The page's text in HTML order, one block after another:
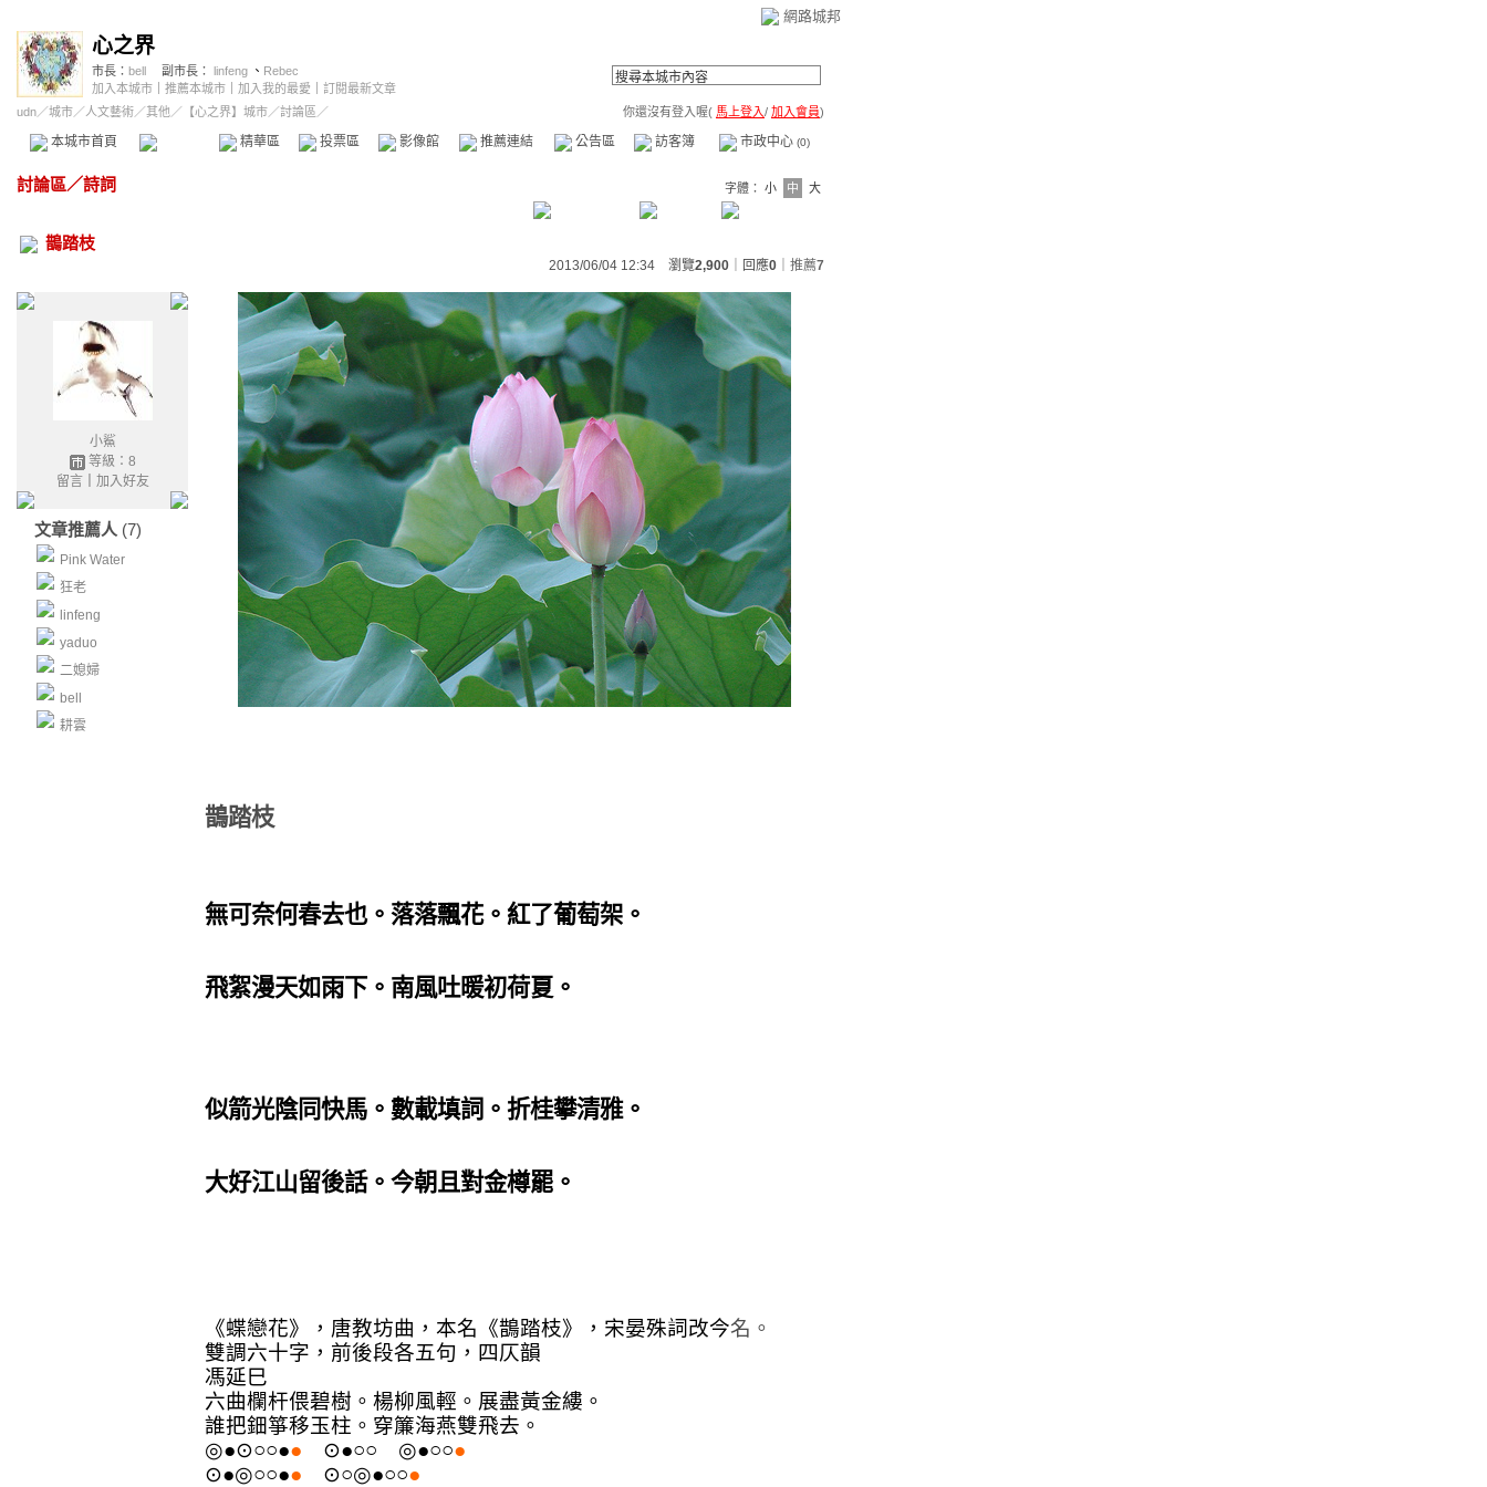
網路城邦
心之界
市長： bell 副市長： linfeng 、 Rebec
加入本城市
推薦本城市 加入我的最愛
訂閱最新文章
udn／城市／人文藝術／其他 ／ 【心之界】城市／討論區／ 你還沒有登入喔( 馬上登入/ 加入會員)
本城市首頁 精華區 投票區 影像館 推薦連結 公告區 訪客簿 市政中心 (0)
討論區／詩詞 字體： 小 中 大
鵲踏枝
2013/06/04 12:34 瀏覽2,900 ｜回應0 推薦7
小鯊
等級：8
留言｜ 加入好友
文章推薦人 (7)
Pink Water
狂老
linfeng
yaduo
二媳婦
bell
耕雲
鵲踏枝
無可奈何春去也。落落飄花。紅了葡萄架。
飛絮漫天如雨下。南風吐暖初荷夏。
似箭光陰同快馬。數載填詞。折桂攀清雅。
大好江山留後話。今朝且對金樽罷。
《蝶戀花》，唐教坊曲，本名《鵲踏枝》，宋晏殊詞改今名。
雙調六十字，前後段各五句，四仄韻
馮延巳
六曲欄杆偎碧樹。楊柳風輕。展盡黃金縷。
誰把鈿箏移玉柱。穿簾海燕雙飛去。
◎●⊙○○●● ⊙●○○ ◎●○○●
⊙●◎○○●● ⊙○◎●○○●